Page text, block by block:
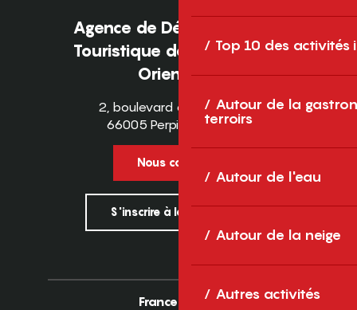
Top 10 des activités
Autour de la
terroirs
Autour de l'eau
Autour de la neige
Autres activités
Agence de Développement
Touristique des Pyrénées-
Orientales
2, boulevard des Pyrénées
66005 Perpignan Cedex
Nous contacter
S'inscrire à la newsletter
France Europe